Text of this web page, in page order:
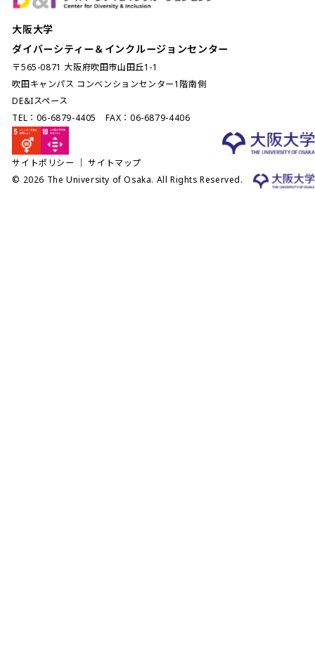
大阪大学
ダイバーシティー＆インクルージョンセンター
〒565-0871 大阪府吹田市山田丘1-1
吹田キャンパス コンベンションセンター1階南側
DE&Iスペース
TEL：06-6879-4405 FAX：06-6879-4406
サイトポリシー ｜サイトマップ
© 2026 The University of Osaka. All Rights Reserved.